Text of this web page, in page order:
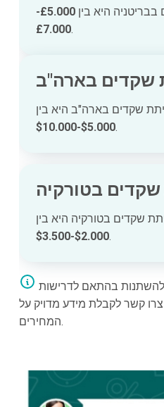
היא בין
£5.000-
£7.000.
שקדים בארה"ב
שקדים בארה"ב היא בין
$5.000-$10.000.
בטורקיה
שקדים בטורקיה היא בין
$2.000-$3.500.
קשר לקבלת מידע מדויק על
המחירים.